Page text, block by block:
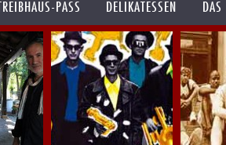
PASS DELIKATESSEN